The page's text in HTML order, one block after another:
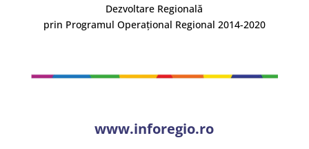
Dezvoltare Regională
prin Programul Operațional Regional 2014-2020
www.inforegio.ro